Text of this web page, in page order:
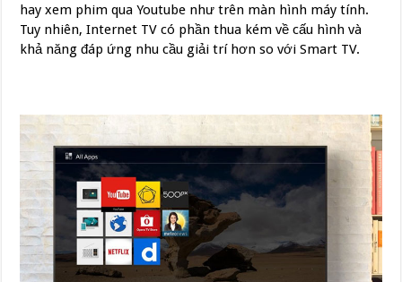
hay xem phim qua Youtube như trên màn hình máy tính.
Tuy nhiên, Internet TV có phần thua kém về cấu hình và
khả năng đáp ứng nhu cầu giải trí hơn so với Smart TV.